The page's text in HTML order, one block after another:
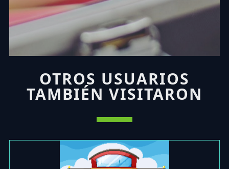
OTROS USUARIOS
TAMBIÉN VISITARON